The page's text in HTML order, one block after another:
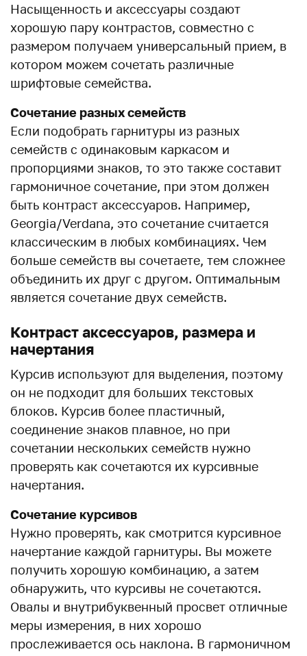
Насыщенность и аксессуары создают
хорошую пару контрастов, совместно с
размером получаем универсальный прием, в
котором можем сочетать различные
шрифтовые семейства.
Сочетание разных семейств
Если подобрать гарнитуры из разных
семейств с одинаковым каркасом и
пропорциями знаков, то это также составит
гармоничное сочетание, при этом должен
быть контраст аксессуаров. Например,
Georgia/Verdana, это сочетание считается
классическим в любых комбинациях. Чем
больше семейств вы сочетаете, тем сложнее
объединить их друг с другом. Оптимальным
является сочетание двух семейств.
Контраст аксессуаров, размера и
начертания
Курсив используют для выделения, поэтому
он не подходит для больших текстовых
блоков. Курсив более пластичный,
соединение знаков плавное, но при
сочетании нескольких семейств нужно
проверять как сочетаются их курсивные
начертания.
Сочетание курсивов
Нужно проверять, как смотрится курсивное
начертание каждой гарнитуры. Вы можете
получить хорошую комбинацию, а затем
обнаружить, что курсивы не сочетаются.
Овалы и внутрибуквенный просвет отличные
меры измерения, в них хорошо
прослеживается ось наклона. В гармоничном